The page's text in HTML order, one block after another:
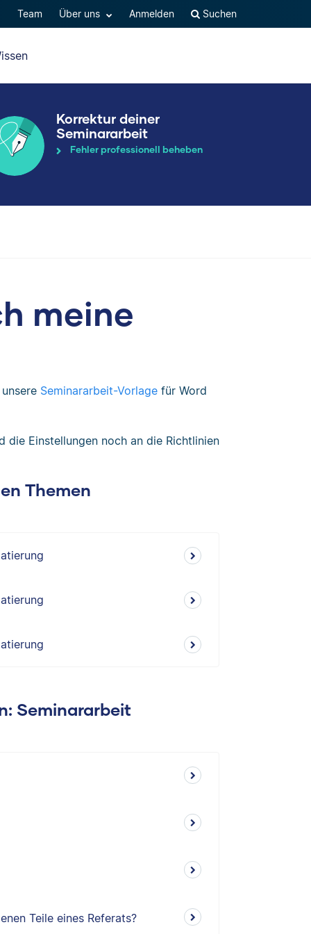
Team Über uns Anmelden Suchen
Korrektur deiner
Seminararbeit
Fehler professionell beheben
meine
Seminararbeit-Vorlagefür Word
die Einstellungen noch an die Richtlinien
Themen
Seminararbeit
Teile eines Referats?